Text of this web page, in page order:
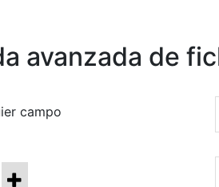
avanzada de
campo